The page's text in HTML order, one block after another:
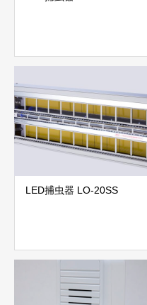
LED捕虫器 LO-20SS